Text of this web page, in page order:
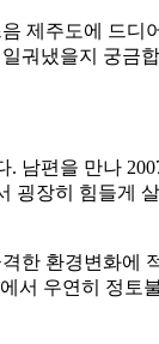
제주도에 드
궈냈을지 궁금
남편을 만나
굉장히 힘들게
한 환경변화에
서 우연히 정토